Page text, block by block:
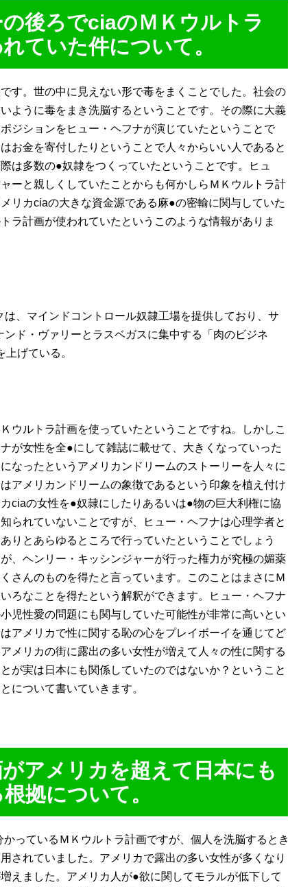
後ろでciaのＭＫウルトラ
ていた件について。
す。世の中に見えない形で毒をまくことでした。社会の
ように毒をまき洗脳するということです。その際に大義
ジションをヒュー・ヘフナが演じていたということで
お金を寄付したりということで人々からいい人であると
は多数の●奴隷をつくっていたということです。ヒュ
ーと親しくしていたことからも何かしらＭＫウルトラ計
リカciaの大きな資金源である麻●の密輸に関与していた
ラ計画が使われていたというこのような情報がありま
、マインドコントロール奴隷工場を提供しており、サ
ド・ヴァリーとラスベガスに集中する「肉のビジネ
げている。
ウルトラ計画を使っていたということですね。しかしこ
が女性を全●にして雑誌に載せて、大きくなっていった
なったというアメリカンドリームのストーリーを人々に
アメリカンドリームの象徴であるという印象を植え付け
ciaの女性を●奴隷にしたりあるいは●物の巨大利権に協
られていないことですが、ヒュー・ヘフナは心理学者と
りとあらゆるところで行っていたということでしょう
、ヘンリー・キッシンジャーが行った権力が究極の媚薬
さんのものを得たと言っています。このことはまさにＭ
ろなことを得たという解釈ができます。ヒュー・ヘフナ
児性愛の問題にも関与していた可能性が非常に高いとい
アメリカで性に関する恥の心をプレイボーイを通じてど
メリカの街に露出の多い女性が増えて人々の性に関する
が実は日本にも関係していたのではないか？ということ
について書いていきます。
アメリカを超えて日本にも
拠について。
っているＭＫウルトラ計画ですが、個人を洗脳するとき
されていました。アメリカで露出の多い女性が多くなり
えました。アメリカ人が●欲に関してモラルが低下して